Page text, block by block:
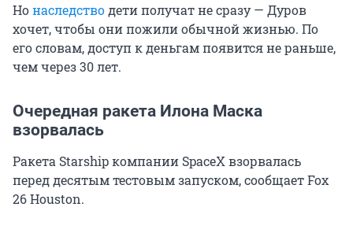
Нонаследстводети получат не сразу — Дуров
хочет, чтобы они пожили обычной жизнью. По
его словам, доступ к деньгам появится не раньше,
чем через 30 лет.
Очередная ракета Илона Маска
взорвалась
Ракета Starship компании SpaceX взорвалась
перед десятым тестовым запуском, сообщает Fox
26 Houston.